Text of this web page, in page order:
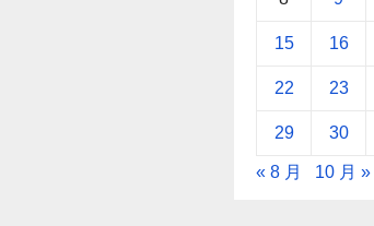
15 16
22 23
29 30
« 8 月 10 月 »